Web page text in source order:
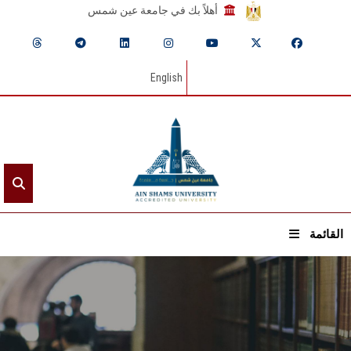
أهلاً بك في جامعة عين شمس
English
القائمة
الرئيسيـة
عن الجامعة